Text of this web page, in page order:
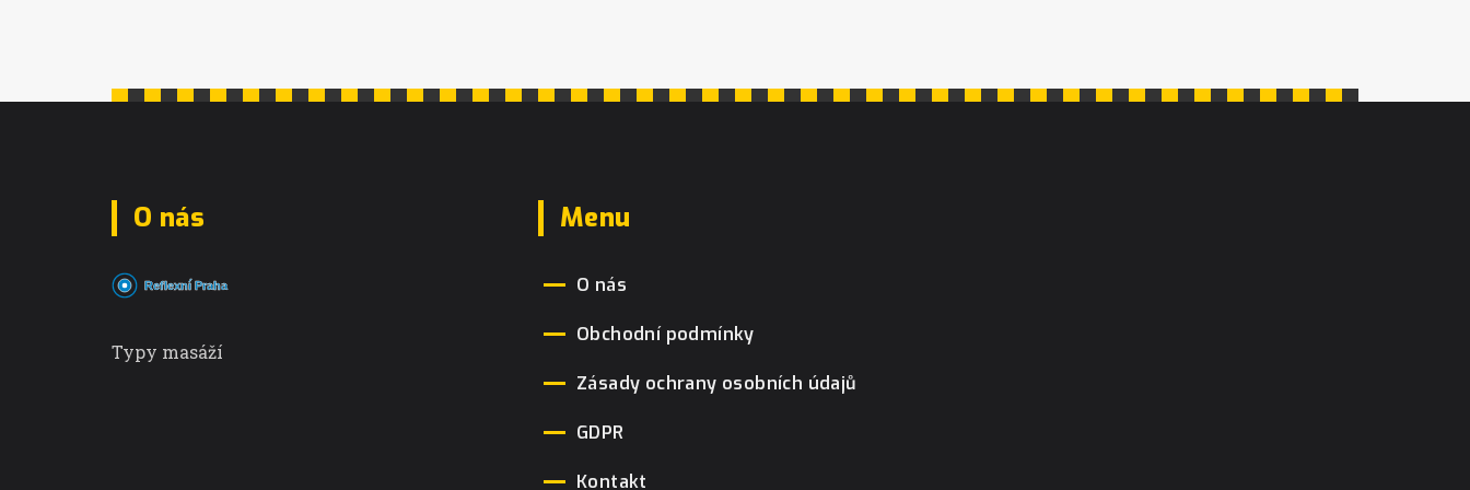
O nás
Typy masáží
Menu
O nás
Obchodní podmínky
Zásady ochrany osobních údajů
GDPR
Kontakt